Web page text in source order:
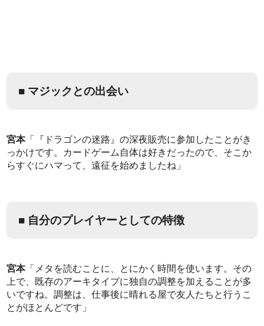
■ マジックとの出会い
宮本「『ドラゴンの迷路』の深夜販売に参加したことがき
っかけです。カードゲーム自体は好きだったので、そこか
らすぐにハマって、遠征を始めましたね」
■ 自分のプレイヤーとしての特徴
宮本「メタを読むことに、とにかく時間を使います。その
上で、既存のアーキタイプに独自の調整を加えることが多
いですね。調整は、仕事後に晴れる屋で友人たちと行うこ
とがほとんどです」